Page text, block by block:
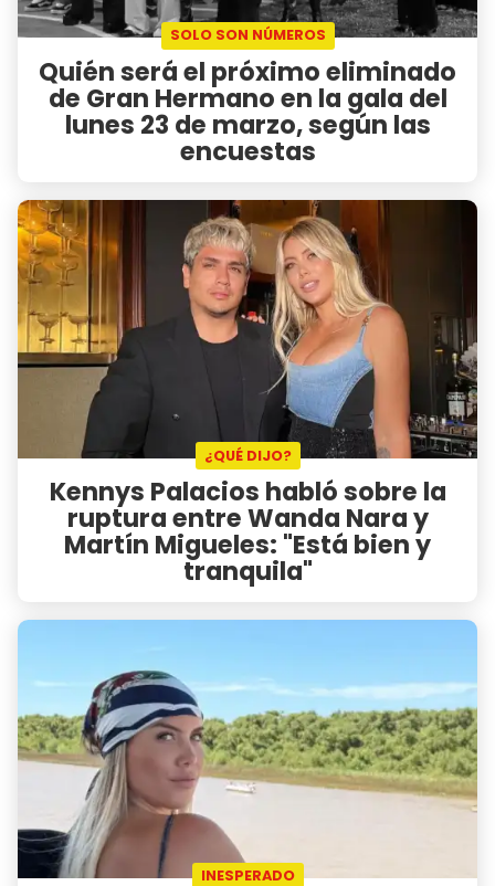
SOLO SON NÚMEROS
Quién será el próximo eliminado
de Gran Hermano en la gala del
lunes 23 de marzo, según las
encuestas
¿QUÉ DIJO?
Kennys Palacios habló sobre la
ruptura entre Wanda Nara y
Martín Migueles: "Está bien y
tranquila"
INESPERADO